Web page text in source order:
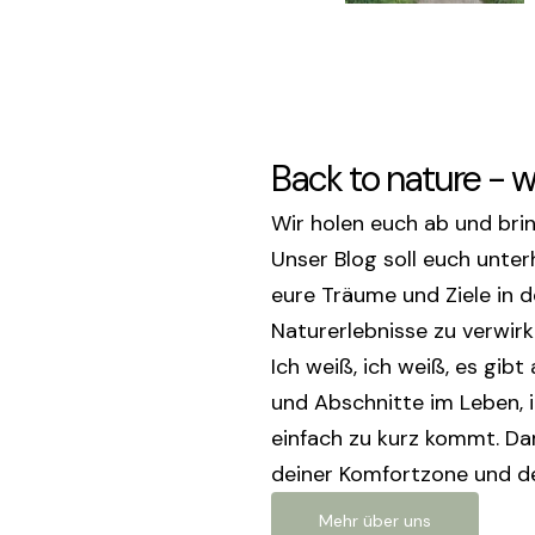
Back to nature -
Wir holen euch ab und
Unser Blog soll euch
eure Träume und Ziele in
Naturerlebnisse zu
Ich weiß, ich weiß, es
und Abschnitte im Leben,
einfach zu kurz kommt.
deiner Komfortzone und
Mehr über uns